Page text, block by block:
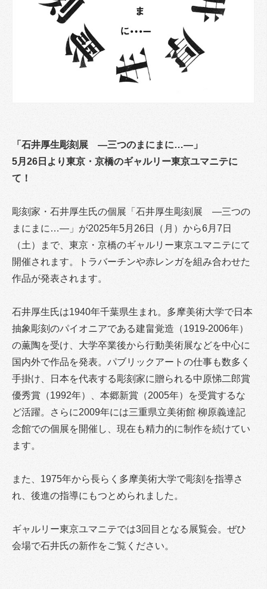
「石井厚生彫刻展 ―三つのまにまに…―」
5月26日より東京・京橋のギャルリー東京ユマニテに
て！
彫刻家・石井厚生氏の個展「石井厚生彫刻展 ―三つの
まにまに…―」が2025年5月26日（月）から6月7日
（土）まで、東京・京橋のギャルリー東京ユマニテにて
開催されます。トラバーチンや赤レンガを組み合わせた
作品が発表されます。
石井厚生氏は1940年千葉県生まれ。多摩美術大学で日本
抽象彫刻のパイオニアである建畠覚造（1919-2006年）
の薫陶を受け、大学卒業後から行動美術展などを中心に
国内外で作品を発表。パブリックアートの仕事も数多く
手掛け、日本を代表する彫刻家に贈られる中原悌二郎賞
優秀賞（1992年）、本郷新賞（2005年）を受賞するな
ど活躍。さらに2009年には三重県立美術館 柳原義達記
念館での個展を開催し、現在も精力的に制作を続けてい
ます。
また、1975年から長らく多摩美術大学で彫刻を指導さ
れ、後進の指導にもつとめられました。
ギャルリー東京ユマニテでは3回目となる展覧会。ぜひ
会場で石井氏の新作をご覧ください。